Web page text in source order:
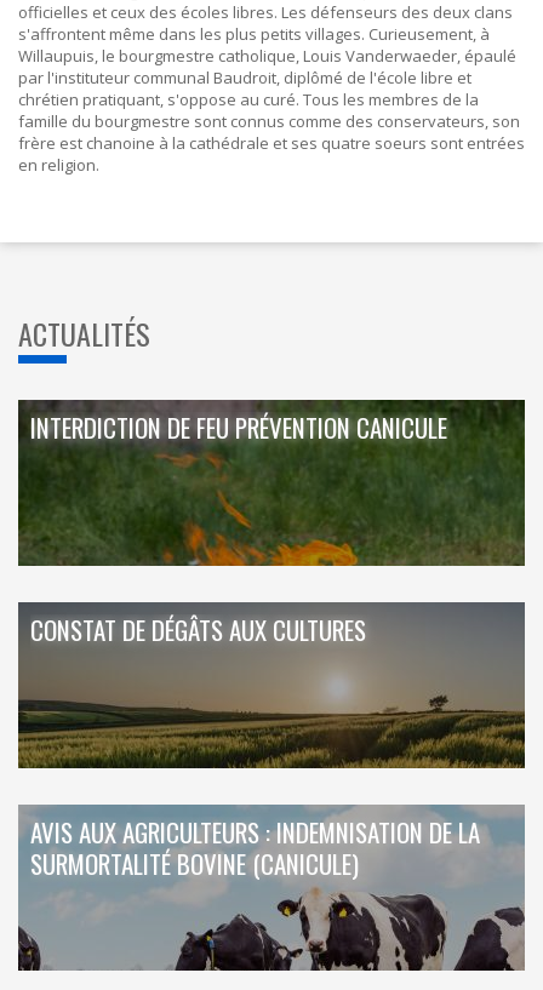
officielles et ceux des écoles libres. Les défenseurs des deux clans
s'affrontent même dans les plus petits villages. Curieusement, à
Willaupuis, le bourgmestre catholique, Louis Vanderwaeder, épaulé
par l'instituteur communal Baudroit, diplômé de l'école libre et
chrétien pratiquant, s'oppose au curé. Tous les membres de la
famille du bourgmestre sont connus comme des conservateurs, son
frère est chanoine à la cathédrale et ses quatre soeurs sont entrées
en religion.
ACTUALITÉS
INTERDICTION DE FEU PRÉVENTION CANICULE
CONSTAT DE DÉGÂTS AUX CULTURES
AVIS AUX AGRICULTEURS : INDEMNISATION DE LA
SURMORTALITÉ BOVINE (CANICULE)